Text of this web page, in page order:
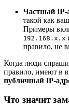
Частный IP-
такой как
Примеры
192.168.x.x
правило, не
Когда люди
правило, имеют в
публичный IP-
Что значит